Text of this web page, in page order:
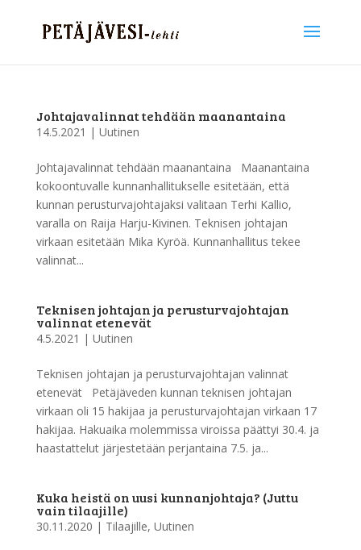
Johtajavalinnat tehdään maanantaina
14.5.2021 | Uutinen
Johtajavalinnat tehdään maanantaina Maanantaina
kokoontuvalle kunnanhallitukselle esitetään, että
kunnan perusturvajohtajaksi valitaan Terhi Kallio,
varalla on Raija Harju-Kivinen. Teknisen johtajan
virkaan esitetään Mika Kyröä. Kunnanhallitus tekee
valinnat...
Teknisen johtajan ja perusturvajohtajan
valinnat etenevät
4.5.2021 | Uutinen
Teknisen johtajan ja perusturvajohtajan valinnat
etenevät Petäjäveden kunnan teknisen johtajan
virkaan oli 15 hakijaa ja perusturvajohtajan virkaan 17
hakijaa. Hakuaika molemmissa viroissa päättyi 30.4. ja
haastattelut järjestetään perjantaina 7.5. ja...
Kuka heistä on uusi kunnanjohtaja? (Juttu
vain tilaajille)
30.11.2020 | Tilaajille, Uutinen